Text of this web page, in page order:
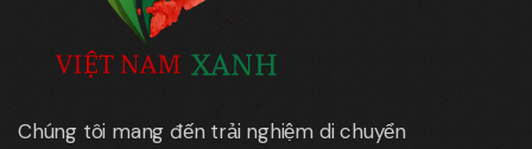
Chúng tôi mang đến trải nghiệm di chuyển